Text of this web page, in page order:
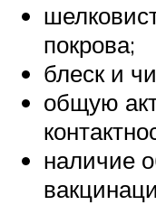
покрова;
блеск и
общую
наличие